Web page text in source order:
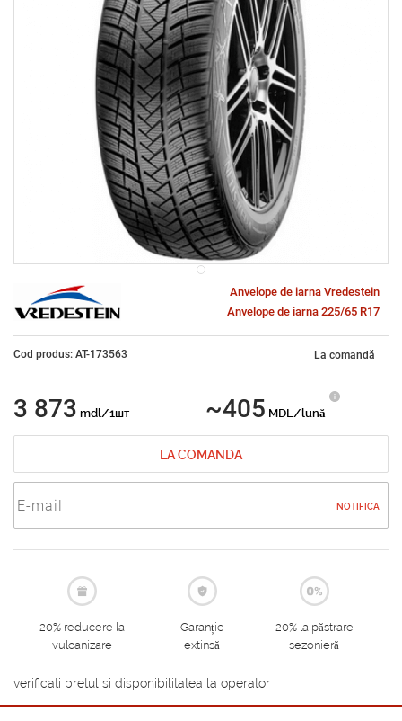
Anvelope de iarna Vredestein
Anvelope de iarna 225/65 R17
Cod produs: AT-173563 La comandă
3 873 mdl/1шт ~405 MDL/lună
LA COMANDA
NOTIFICA
20% reducere la
vulcanizare
Garanție
extinsă
20% la păstrare
sezonieră
verificati pretul si disponibilitatea la operator